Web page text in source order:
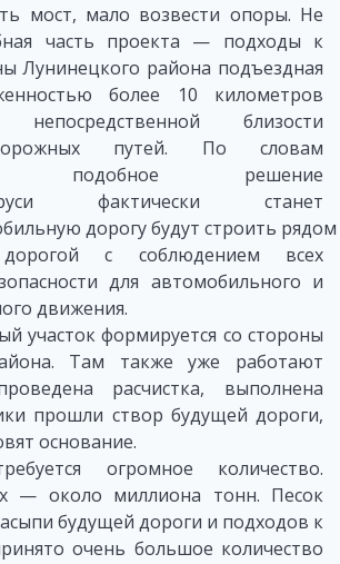
мост, мало возвести опоры. Не
часть проекта — подходы к
Лунинецкого района подъездная
более 10 километров
близости
путей. По словам
подобное решение
фактически станет
дорогу будут строить рядом
с соблюдением всех
для автомобильного и
движения.
участок формируется со стороны
Там также уже работают
расчистка, выполнена
прошли створ будущей дороги,
основание.
огромное количество.
— около миллиона тонн. Песок
будущей дороги и подходов к
очень большое количество